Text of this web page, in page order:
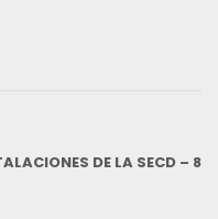
DE LA SECD – 8